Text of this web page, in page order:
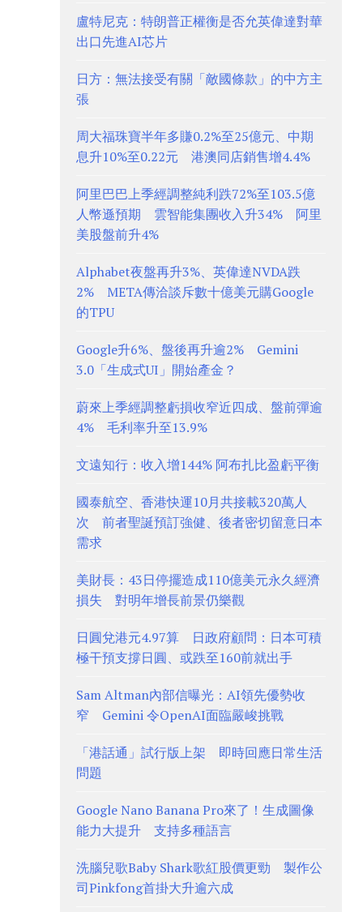
盧特尼克：特朗普正權衡是否允英偉達對華
出口先進AI芯片
日方：無法接受有關「敵國條款」的中方主
張
周大福珠寶半年多賺0.2%至25億元、中期
息升10%至0.22元 港澳同店銷售增4.4%
阿里巴巴上季經調整純利跌72%至103.5億
人幣遜預期 雲智能集團收入升34% 阿里
美股盤前升4%
Alphabet夜盤再升3%、英偉達NVDA跌
2% META傳洽談斥數十億美元購Google
的TPU
Google升6%、盤後再升逾2% Gemini
3.0「生成式UI」開始產金？
蔚來上季經調整虧損收窄近四成、盤前彈逾
4% 毛利率升至13.9%
文遠知行：收入增144% 阿布扎比盈虧平衡
國泰航空、香港快運10月共接載320萬人
次 前者聖誕預訂強健、後者密切留意日本
需求
美財長：43日停擺造成110億美元永久經濟
損失 對明年增長前景仍樂觀
日圓兌港元4.97算 日政府顧問：日本可積
極干預支撐日圓、或跌至160前就出手
Sam Altman內部信曝光：AI領先優勢收
窄 Gemini 令OpenAI面臨嚴峻挑戰
「港話通」試行版上架 即時回應日常生活
問題
Google Nano Banana Pro來了！生成圖像
能力大提升 支持多種語言
洗腦兒歌Baby Shark歌紅股價更勁 製作公
司Pinkfong首掛大升逾六成